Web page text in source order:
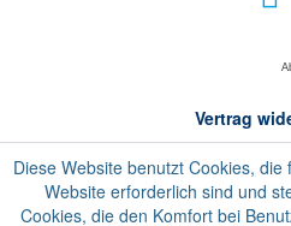
Vertrag
Diese Website benutzt Cookies,
Website erforderlich sind und
Cookies, die den Komfort bei